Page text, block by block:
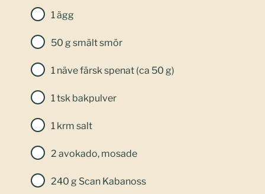
1 ägg
50 g smält smör
1 näve färsk spenat (ca 50 g)
1 tsk bakpulver
1 krm salt
2 avokado, mosade
240 g Scan Kabanoss